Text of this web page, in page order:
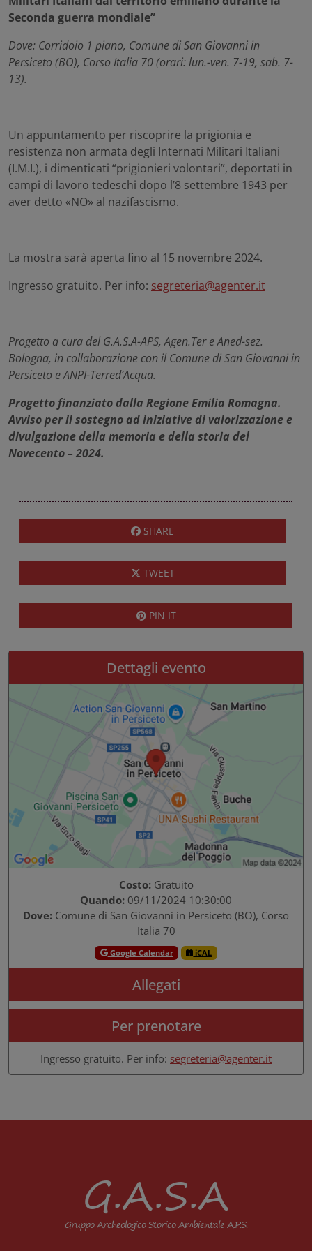
Seconda guerra mondiale”
Dove: Corridoio 1 piano, Comune di San Giovanni in
Persiceto (BO), Corso Italia 70 (orari: lun.-ven. 7-19, sab. 7-
13).
Un appuntamento per riscoprire la prigionia e
resistenza non armata degli Internati Militari Italiani
(I.M.I.), i dimenticati “prigionieri volontari”, deportati in
campi di lavoro tedeschi dopo l’8 settembre 1943 per
aver detto «NO» al nazifascismo.
La mostra sarà aperta fino al 15 novembre 2024.
Ingresso gratuito. Per info: segreteria@agenter.it
Progetto a cura del G.A.S.A-APS, Agen.Ter e Aned-sez.
Bologna, in collaborazione con il Comune di San Giovanni in
Persiceto e ANPI-Terred’Acqua.
Progetto finanziato dalla Regione Emilia Romagna.
Avviso per il sostegno ad iniziative di valorizzazione e
divulgazione della memoria e della storia del
Novecento – 2024.
SHARE
TWEET
PIN IT
Dettagli evento
Costo:Gratuito
Quando: 09/11/2024 10:30:00
Dove: Comune di San Giovanni in Persiceto (BO), Corso
Italia 70
Google Calendar iCAL
Allegati
Per prenotare
Ingresso gratuito. Per info: segreteria@agenter.it
G.A.S.A
Gruppo Archeologico Storico Ambientale A.P.S.